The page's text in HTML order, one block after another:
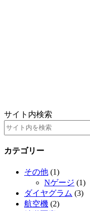
サイト内検索
カテゴリー
その他 (1)
Nゲージ (1)
ダイヤグラム (3)
航空機 (2)